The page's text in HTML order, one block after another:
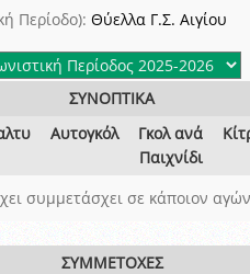
2016
Περίοδο): Θύελλα Γ.Σ. Αιγίου
ΣΥΝΟΠΤΙΚΑ
Αυτογκόλ
Γκολ ανά
Παιχνίδι
συμμετάσχει σε κάποιον
ΣΥΜΜΕΤΟΧΕΣ